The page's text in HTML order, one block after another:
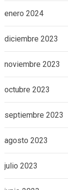
enero 2024
diciembre 2023
noviembre 2023
octubre 2023
septiembre 2023
agosto 2023
julio 2023